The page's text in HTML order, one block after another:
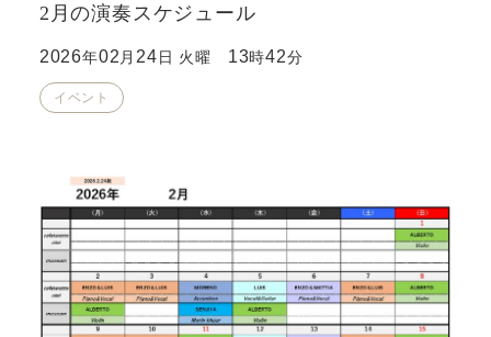
2月の演奏スケジュール
2026年02 月 24 日 火曜 13時42分
イベント